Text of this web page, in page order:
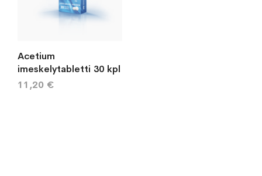
Acetium
imeskelytabletti 30 kpl
11,20 €